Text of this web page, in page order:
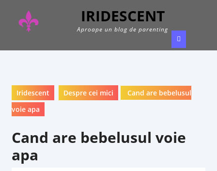
content
IRIDESCENT
Aproape un blog de parenting
Iridescent Despre cei mici
Cand are bebelusul
voie apa
Cand are bebelusul voie
apa